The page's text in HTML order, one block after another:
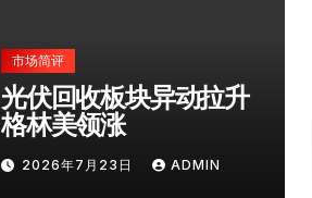
市场简评
光伏回收板块异动拉升
格林美领涨
2026年7月23日 ADMIN